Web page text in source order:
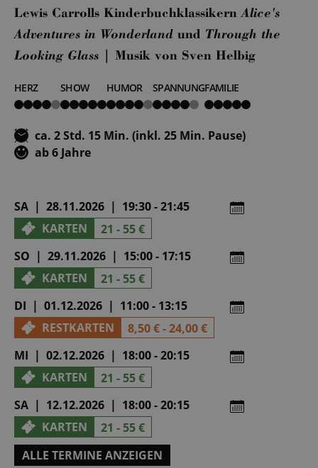
Lewis Carrolls KinderbuchklassikernAlice's
Adventures in Wonderland und Through the
Looking Glass | Musik von Sven Helbig
HERZ
4
von
SHOW
5
von
HUMOR
4
von
SPANNUNG
4
von
FAMILIE
5
von
ca. 2 Std. 15 Min. (inkl. 25 Min. Pause)
ab 6 Jahre
SA | 28.11.2026 | 19:30 - 21:45
KARTEN
21 - 55 €
SO | 29.11.2026 | 15:00 - 17:15
KARTEN
21 - 55 €
DI | 01.12.2026 | 11:00 - 13:15
RESTKARTEN
8,50 € - 24,00 €
MI | 02.12.2026 | 18:00 - 20:15
KARTEN
21 - 55 €
SA | 12.12.2026 | 18:00 - 20:15
KARTEN
21 - 55 €
ALLE TERMINE ANZEIGEN